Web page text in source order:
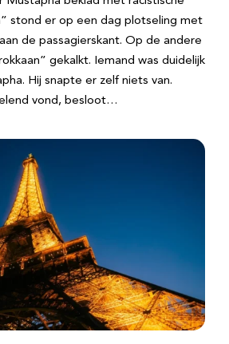
stond er op een dag plotseling met
de passagierskant. Op de andere
gekalkt. Iemand was duidelijk
Hij snapte er zelf niets van.
vond, besloot…